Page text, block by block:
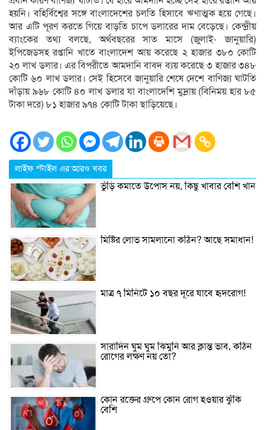
হয়নি। বহির্বিশ্বের সঙ্গে বাংলাদেশের চলতি হিসাবে ঋণাত্মক হয়ে গেছে।
আর এটি পূরণ করতে গিয়ে বাড়তি চাপে ডলারের দাম বেড়েছে। কেন্দ্রীয়
ব্যাংকের তথ্য বলছে, অর্থবছরের সাত মাসে (জুলাই- জানুয়ারি)
ইপিজেডসহ রপ্তানি খাতে বাংলাদেশ আয় করেছে ২ হাজার ৩৮০ কোটি
২০ লাখ ডলার। এর বিপরীতে আমদানি বাবদ ব্যয় করেছে ৩ হাজার ৩৪৮
কোটি ৬০ লাখ ডলার। সেই হিসেবে জানুয়ারি শেষে দেশে বাণিজ্য ঘাটতি
দাঁড়ায় ৯৬৮ কোটি ৪০ লাখ ডলার যা বাংলাদেশি মুদ্রায় (বিনিময় হার ৮৫
টাকা দরে) ৮১ হাজার ৯৭৪ কোটি টাকা ছাড়িয়েছে।
লাইফ স্টাইল এর আরও খবর
ভুঁড়ি কমাতে উপোস নয়, কিছু খাবার বেশি খান
মিষ্টির লোভ সামলানো কঠিন? আছে সমাধান!
মাত্র ৭ মিনিটে ১০ বছর দূরে যাবে হৃদরোগ!
সারাদিন ঘুম ঘুম ঝিমুনি আর ক্লান্ত ভাব, কঠিন
রোগের লক্ষণ নয় তো?
কোন রক্তের গ্রুপে কোন রোগ হওয়ার ঝুঁকি
বেশি